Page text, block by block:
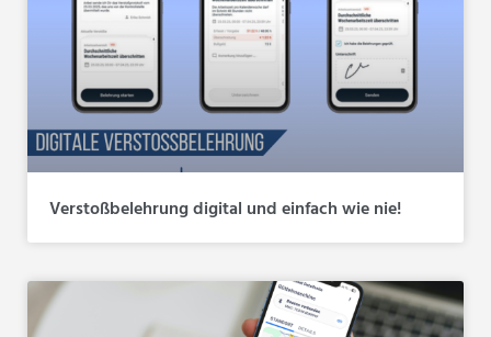
Verstoßbelehrung digital und einfach wie nie!